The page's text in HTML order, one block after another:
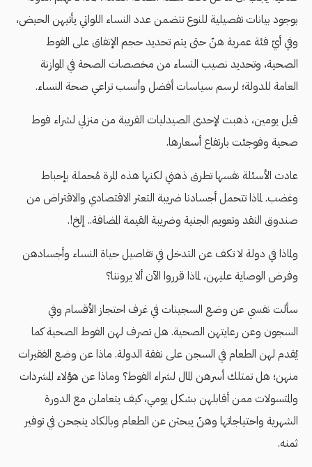
بوجود بيانات تفصيلية للنوع تتضمن عدد النساء اللواتي يأتيهن الحيض،
وفي أيّ فئة عمرية هنّ حتى يتم تحديد حجم الإنفاق على الفوط
الصحية، وتحديد نصيب النساء من مخصصات الصحة في الموازنة
العامة للدولة؛ لرسم سياسات أفضل وأنسب تراعي صحة النساء.
قبل يومين، ذهبت لإحدى الصيدليات القريبة من منزلي لشراء فوط
صحية وفوجئت بارتفاع أسعارها.
عادت الأسئلة نفسها تطرق ذهني لكنها هذه المرة مُحملة بإحباط
وغضب. لماذا تتحمل أجسادنا ضريبة التعثر الاقتصادي والاقتراض من
صندوق النقد وتعويم الجنية وضريبة القيمة المضافة.. إلخ!.
ولماذا في دولة لا تكف عن التدخل في تفاصيل حياة النساء وأجسادهن
وفرض الوصاية عليهن، لماذا قرروا الآن ألا يروننا؟
سألت نفسي عن وضع السجينات في غرف احتجاز الأقسام وفي
السجون وعن رعايتهن الصحية. هل تصرف لهن الفوط الصحية كما
يُقدم لهن الطعام في السجن على نفقة الدولة. ماذا عن وضع الفقيرات
منهن؛ هل تمتلك أسرهن المال لشراء الفوط؟ وماذا عن هؤلاء المشردات
والمتسولات ممن أقابلهن بشكل يومي، كيف يتعاملن مع الدورة
الشهرية واحتياجاتها وهنّ يبحثن عن الطعام وبالكاد ينجحن في توفير
ثمنه.